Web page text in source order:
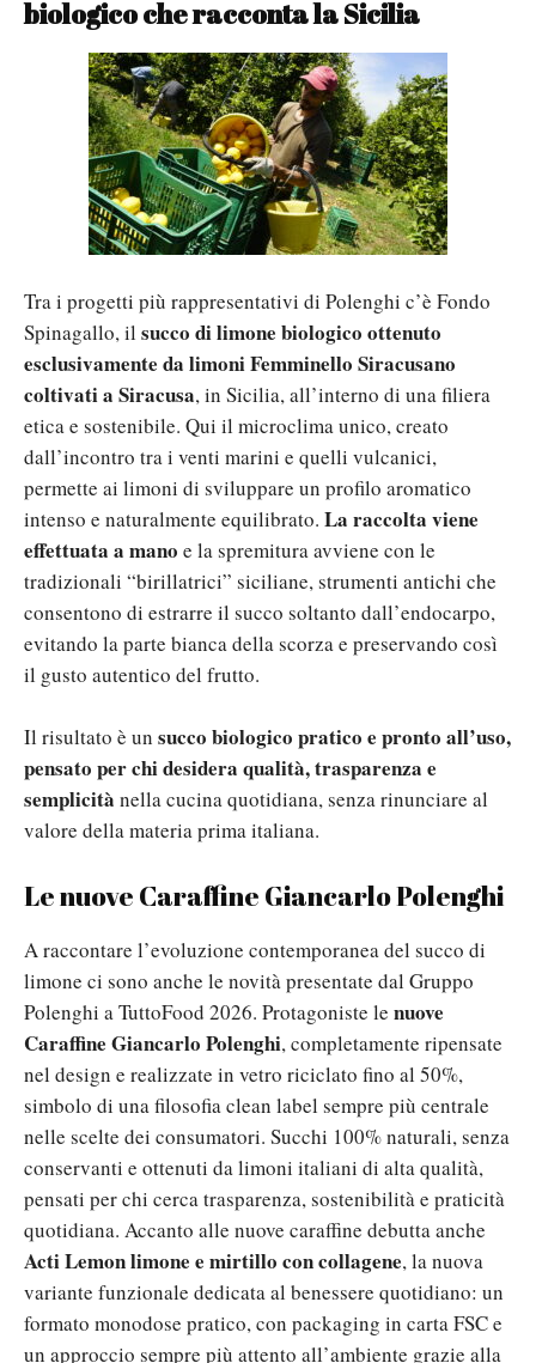
biologico che racconta la Sicilia
Tra i progetti più rappresentativi di Polenghi c’è Fondo
Spinagallo, il succo di limone biologico ottenuto
esclusivamente da limoni Femminello Siracusano
coltivati a Siracusa, in Sicilia, all’interno di una filiera
etica e sostenibile. Qui il microclima unico, creato
dall’incontro tra i venti marini e quelli vulcanici,
permette ai limoni di sviluppare un profilo aromatico
intenso e naturalmente equilibrato. La raccolta viene
effettuata a mano e la spremitura avviene con le
tradizionali “birillatrici” siciliane, strumenti antichi che
consentono di estrarre il succo soltanto dall’endocarpo,
evitando la parte bianca della scorza e preservando così
il gusto autentico del frutto.
Il risultato è un succo biologico pratico e pronto all’uso,
pensato per chi desidera qualità, trasparenza e
semplicità nella cucina quotidiana, senza rinunciare al
valore della materia prima italiana.
Le nuove Caraffine Giancarlo Polenghi
A raccontare l’evoluzione contemporanea del succo di
limone ci sono anche le novità presentate dal Gruppo
Polenghi a TuttoFood 2026. Protagoniste le nuove
Caraffine Giancarlo Polenghi, completamente ripensate
nel design e realizzate in vetro riciclato fino al 50%,
simbolo di una filosofia clean label sempre più centrale
nelle scelte dei consumatori. Succhi 100% naturali, senza
conservanti e ottenuti da limoni italiani di alta qualità,
pensati per chi cerca trasparenza, sostenibilità e praticità
quotidiana. Accanto alle nuove caraffine debutta anche
Acti Lemon limone e mirtillo con collagene, la nuova
variante funzionale dedicata al benessere quotidiano: un
formato monodose pratico, con packaging in carta FSC e
un approccio sempre più attento all’ambiente grazie alla